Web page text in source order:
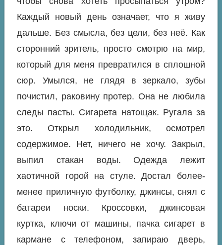
Каждый новый день означает, что я живу
дальше. Без смысла, без цели, без неё. Как
сторонний зритель, просто смотрю на мир,
который для меня превратился в сплошной
сюр. Умылся, не глядя в зеркало, зубы
почистил, раковину протер. Она не любила
следы пасты. Сигарета натощак. Ругала за
это. Открыл холодильник, осмотрел
содержимое. Нет, ничего не хочу. Закрыл,
выпил стакан воды. Одежда лежит
хаотичной горой на стуле. Достал более-
менее приличную футболку, джинсы, снял с
батареи носки. Кроссовки, джинсовая
куртка, ключи от машины, пачка сигарет в
кармане с телефоном, запираю дверь,